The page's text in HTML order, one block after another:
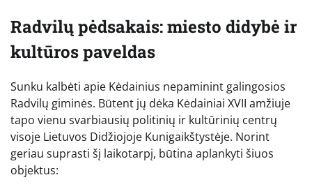
Radvilų pėdsakais: miesto didybė ir
kultūros paveldas
Sunku kalbėti apie Kėdainius nepaminint galingosios
Radvilų giminės. Būtent jų dėka Kėdainiai XVII amžiuje
tapo vienu svarbiausių politinių ir kultūrinių centrų
visoje Lietuvos Didžiojoje Kunigaikštystėje. Norint
geriau suprasti šį laikotarpį, būtina aplankyti šiuos
objektus: